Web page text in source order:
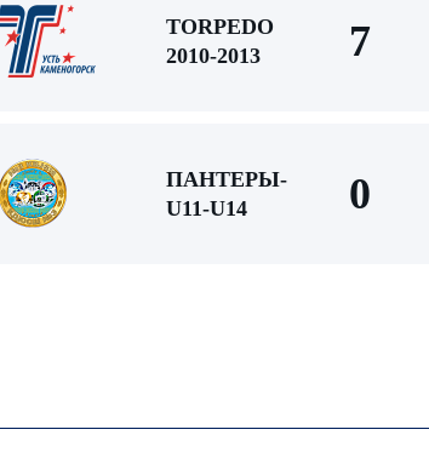
TORPEDO
2010-2013
7
ПАНТЕРЫ-
U11-U14
0